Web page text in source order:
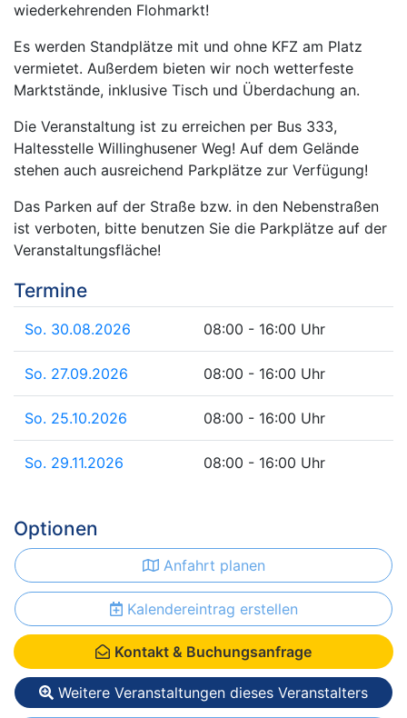
wiederkehrenden Flohmarkt!
Es werden Standplätze mit und ohne KFZ am Platz
vermietet. Außerdem bieten wir noch wetterfeste
Marktstände, inklusive Tisch und Überdachung an.
Die Veranstaltung ist zu erreichen per Bus 333,
Haltesstelle Willinghusener Weg! Auf dem Gelände
stehen auch ausreichend Parkplätze zur Verfügung!
Das Parken auf der Straße bzw. in den Nebenstraßen
ist verboten, bitte benutzen Sie die Parkplätze auf der
Veranstaltungsfläche!
Termine
So. 30.08.2026 08:00 - 16:00 Uhr
So. 27.09.2026 08:00 - 16:00 Uhr
So. 25.10.2026 08:00 - 16:00 Uhr
So. 29.11.2026 08:00 - 16:00 Uhr
Optionen
Anfahrt planen
Kalendereintrag erstellen
Kontakt & Buchungsanfrage
Weitere Veranstaltungen dieses Veranstalters